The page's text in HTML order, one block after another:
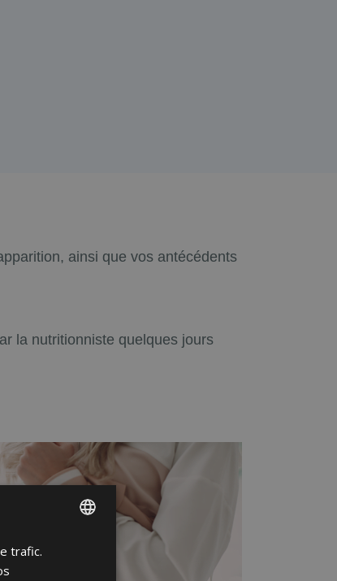
ainsi que vos antécédents
la nutritionniste quelques jours
trafic.